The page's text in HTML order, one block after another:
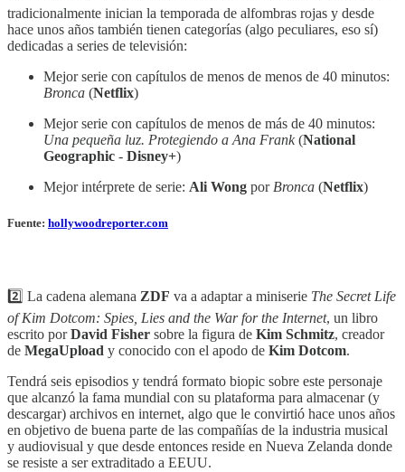
tradicionalmente inician la temporada de alfombras rojas y desde
hace unos años también tienen categorías (algo peculiares, eso sí)
dedicadas a series de televisión:
Mejor serie con capítulos de menos de menos de 40 minutos:
Bronca (Netflix)
Mejor serie con capítulos de menos de más de 40 minutos:
Una pequeña luz. Protegiendo a Ana Frank(National
Geographic - Disney+)
Mejor intérprete de serie: Ali Wong por Bronca (Netflix)
Fuente: hollywoodreporter.com
2️⃣ La cadena alemana ZDF va a adaptar a miniserie The Secret Life
of Kim Dotcom: Spies, Lies and the War for the Internet, un libro
escrito porDavid Fisher sobre la figura de Kim Schmitz, creador
de MegaUpload y conocido con el apodo de Kim Dotcom.
Tendrá seis episodios y tendrá formato biopic sobre este personaje
que alcanzó la fama mundial con su plataforma para almacenar (y
descargar) archivos en internet, algo que le convirtió hace unos años
en objetivo de buena parte de las compañías de la industria musical
y audiovisual y que desde entonces reside en Nueva Zelanda donde
se resiste a ser extraditado a EEUU.